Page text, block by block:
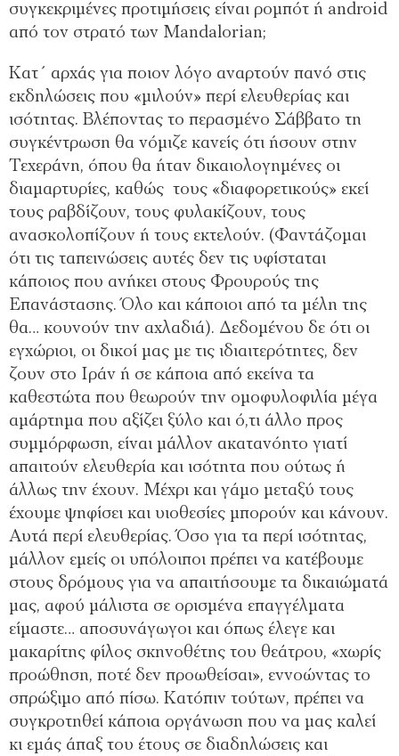
συγκεκριμένες προτιμήσεις είναι ρομπότ ή android
από τον στρατό των Mandalorian;
Κατ΄ αρχάς για ποιον λόγο αναρτούν πανό στις
εκδηλώσεις που «μιλούν» περί ελευθερίας και
ισότητας. Βλέποντας το περασμένο Σάββατο τη
συγκέντρωση θα νόμιζε κανείς ότι ήσουν στην
Τεχεράνη, όπου θα ήταν δικαιολογημένες οι
διαμαρτυρίες, καθώς τους «διαφορετικούς» εκεί
τους ραβδίζουν, τους φυλακίζουν, τους
ανασκολοπίζουν ή τους εκτελούν. (Φαντάζομαι
ότι τις ταπεινώσεις αυτές δεν τις υφίσταται
κάποιος που ανήκει στους Φρουρούς της
Επανάστασης. Όλο και κάποιοι από τα μέλη της
θα… κουνούν την αχλαδιά). Δεδομένου δε ότι οι
εγχώριοι, οι δικοί μας με τις ιδιαιτερότητες, δεν
ζουν στο Ιράν ή σε κάποια από εκείνα τα
καθεστώτα που θεωρούν την ομοφυλοφιλία μέγα
αμάρτημα που αξίζει ξύλο και ό,τι άλλο προς
συμμόρφωση, είναι μάλλον ακατανόητο γιατί
απαιτούν ελευθερία και ισότητα που ούτως ή
άλλως την έχουν. Μέχρι και γάμο μεταξύ τους
έχουμε ψηφίσει και υιοθεσίες μπορούν και κάνουν.
Αυτά περί ελευθερίας. Όσο για τα περί ισότητας,
μάλλον εμείς οι υπόλοιποι πρέπει να κατέβουμε
στους δρόμους για να απαιτήσουμε τα δικαιώματά
μας, αφού μάλιστα σε ορισμένα επαγγέλματα
είμαστε… αποσυνάγωγοι και όπως έλεγε και
μακαρίτης φίλος σκηνοθέτης του θεάτρου, «χωρίς
προώθηση, ποτέ δεν προωθείσαι», εννοώντας το
σπρώξιμο από πίσω. Κατόπιν τούτων, πρέπει να
συγκροτηθεί κάποια οργάνωση που να μας καλεί
κι εμάς άπαξ του έτους σε διαδηλώσεις και